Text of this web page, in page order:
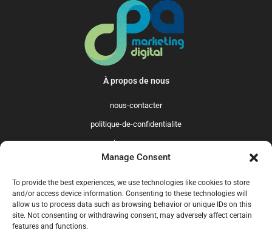
Manage Consent
To provide the best experiences, we use technologies like cookies to store
and/or access device information. Consenting to these technologies will
allow us to process data such as browsing behavior or unique IDs on this
site. Not consenting or withdrawing consent, may adversely affect certain
features and functions.
À propos de nous
nous-contacter
politique-de-confidentialite
qui-sommes-nous
US GB FR IT ES NL AU BR CA